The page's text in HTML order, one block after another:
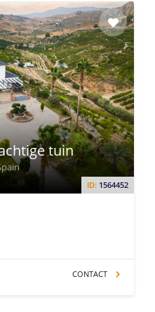
ID: 1564452
tuin
CONTACT